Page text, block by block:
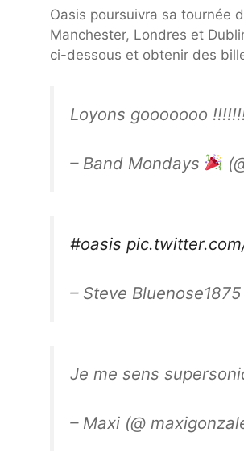
Oasis poursuivra sa tournée
Manchester, Londres et
ci-dessous et obtenir des
Loyons gooooooo
– Band Mondays
#oasis
– Steve
Je me sens
– Maxi (@